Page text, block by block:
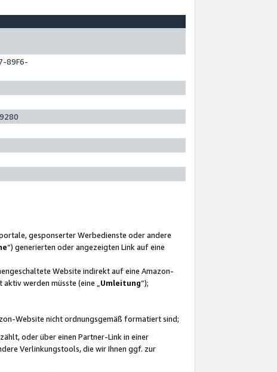
89F6-
gesponserter Werbedienste oder andere
“) generierten oder angezeigten Link auf eine
Website indirekt auf eine Amazon-
werden müsste (eine „ Umleitung“);
Website nicht ordnungsgemäß formatiert sind;
oder über einen Partner-Link in einer
Verlinkungstools, die wir Ihnen ggf. zur